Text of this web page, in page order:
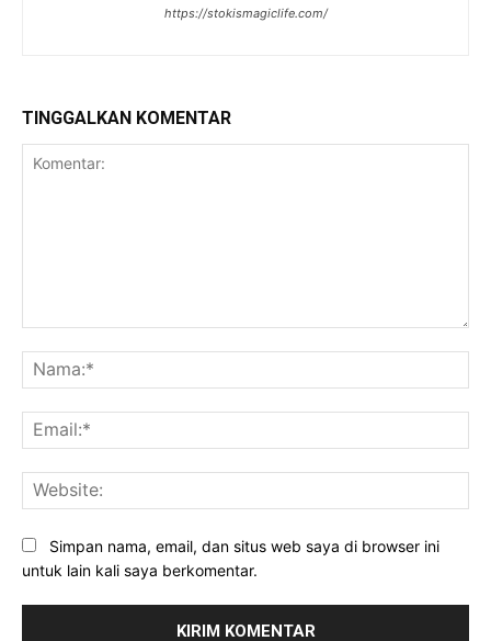
https://stokismagiclife.com/
TINGGALKAN KOMENTAR
Simpan nama, email, dan situs web saya di browser ini
untuk lain kali saya berkomentar.